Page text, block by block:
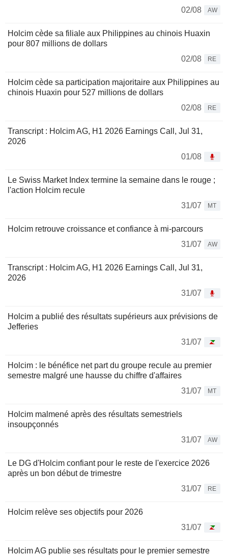
02/08
AW
Holcim cède sa filiale aux Philippines au chinois Huaxin
pour 807 millions de dollars
02/08
RE
Holcim cède sa participation majoritaire aux Philippines au
chinois Huaxin pour 527 millions de dollars
02/08
RE
Transcript : Holcim AG, H1 2026 Earnings Call, Jul 31,
2026
01/08
Le Swiss Market Index termine la semaine dans le rouge ;
l'action Holcim recule
31/07
MT
Holcim retrouve croissance et confiance à mi-parcours
31/07
AW
Transcript : Holcim AG, H1 2026 Earnings Call, Jul 31,
2026
31/07
Holcim a publié des résultats supérieurs aux prévisions de
Jefferies
31/07
Holcim : le bénéfice net part du groupe recule au premier
semestre malgré une hausse du chiffre d'affaires
31/07
MT
Holcim malmené après des résultats semestriels
insoupçonnés
31/07
AW
Le DG d'Holcim confiant pour le reste de l'exercice 2026
après un bon début de trimestre
31/07
RE
Holcim relève ses objectifs pour 2026
31/07
Holcim AG publie ses résultats pour le premier semestre